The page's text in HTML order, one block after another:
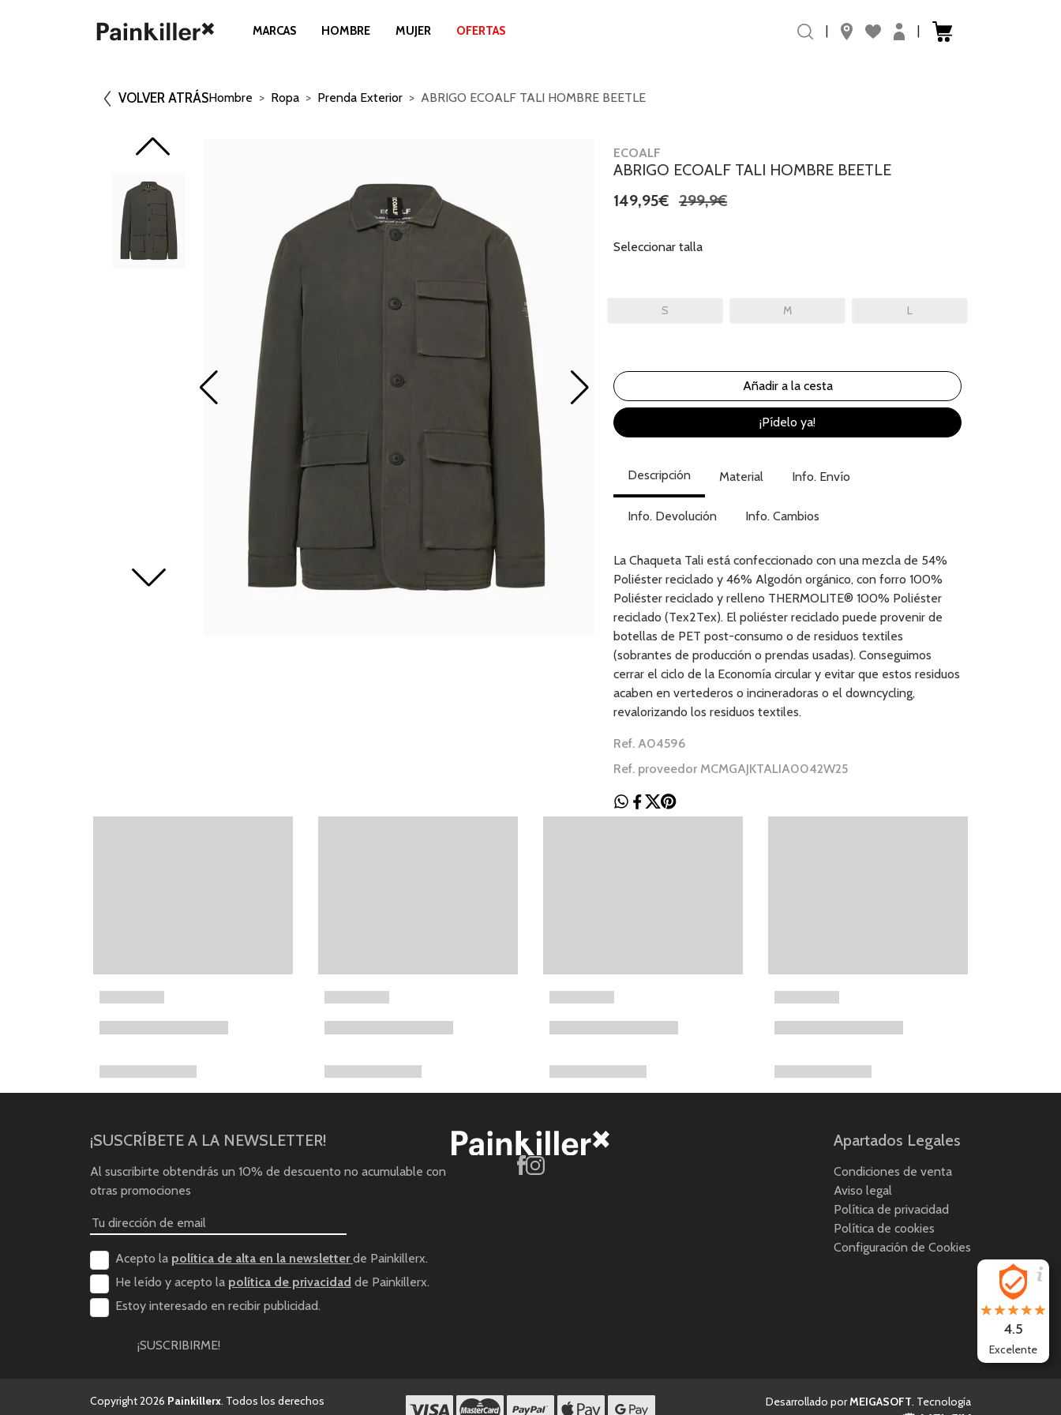
MARCAS HOMBRE MUJER OFERTAS | |
VOLVER ATRÁSHombre Ropa Prenda Exterior ABRIGO ECOALF TALI HOMBRE BEETLE
ECOALF
ABRIGO ECOALF TALI HOMBRE BEETLE
149,95€ 299,9€
Seleccionar talla
S M L
¡Pídelo ya!
Descripción Material Info. Envío
Info. Devolución Info. Cambios
La Chaqueta Tali está confeccionado con una mezcla de 54%
Poliéster reciclado y 46% Algodón orgánico, con forro 100%
Poliéster reciclado y relleno THERMOLITE® 100% Poliéster
reciclado (Tex2Tex). El poliéster reciclado puede provenir de
botellas de PET post-consumo o de residuos textiles
(sobrantes de producción o prendas usadas). Conseguimos
cerrar el ciclo de la Economía circular y evitar que estos residuos
acaben en vertederos o incineradoras o el downcycling,
revalorizando los residuos textiles.
Ref. A04596
Ref. proveedor MCMGAJKTALIA0042W25
¡SUSCRÍBETE A LA NEWSLETTER!
Al suscribirte obtendrás un 10% de descuento no acumulable con
otras promociones
Acepto la política de alta en la newsletterde Painkillerx.
He leído y acepto la política de privacidad de Painkillerx.
Estoy interesado en recibir publicidad.
¡SUSCRIBIRME!
Apartados Legales
Condiciones de venta
Aviso legal
Política de privacidad
Política de cookies
Configuración de Cookies
Copyright 2026 Painkillerx. Todos los derechos
Desarrollado porMEIGASOFT. Tecnología
4.5
Excelente